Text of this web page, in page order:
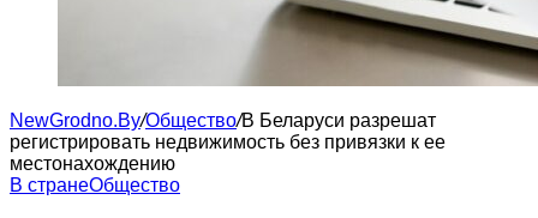
NewGrodno.By/Общество/В Беларуси разрешат
регистрировать недвижимость без привязки к ее
местонахождению
В странеОбщество